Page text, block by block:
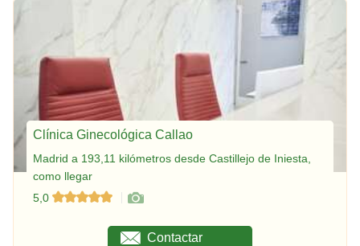
Clínica Ginecológica Callao
Madrid a 193,11 kilómetros desde Castillejo de Iniesta,
como llegar
5,0
Contactar